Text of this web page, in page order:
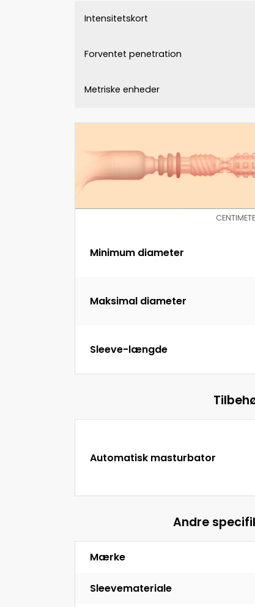
Intensitetskort
Forventet penetration
Metriske enheder
Minimum diameter
Maksimal diameter
Sleeve-længde
Automatisk masturbator
Andre
Mærke
Sleevemateriale